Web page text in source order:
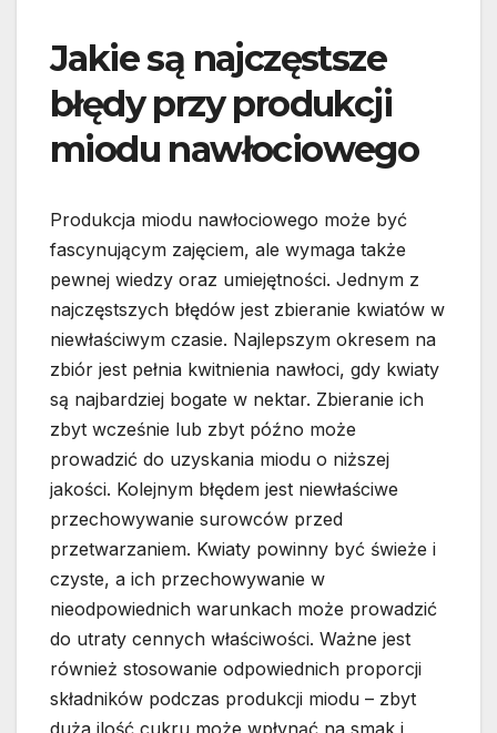
Jakie są najczęstsze
błędy przy produkcji
miodu nawłociowego
Produkcja miodu nawłociowego może być
fascynującym zajęciem, ale wymaga także
pewnej wiedzy oraz umiejętności. Jednym z
najczęstszych błędów jest zbieranie kwiatów w
niewłaściwym czasie. Najlepszym okresem na
zbiór jest pełnia kwitnienia nawłoci, gdy kwiaty
są najbardziej bogate w nektar. Zbieranie ich
zbyt wcześnie lub zbyt późno może
prowadzić do uzyskania miodu o niższej
jakości. Kolejnym błędem jest niewłaściwe
przechowywanie surowców przed
przetwarzaniem. Kwiaty powinny być świeże i
czyste, a ich przechowywanie w
nieodpowiednich warunkach może prowadzić
do utraty cennych właściwości. Ważne jest
również stosowanie odpowiednich proporcji
składników podczas produkcji miodu – zbyt